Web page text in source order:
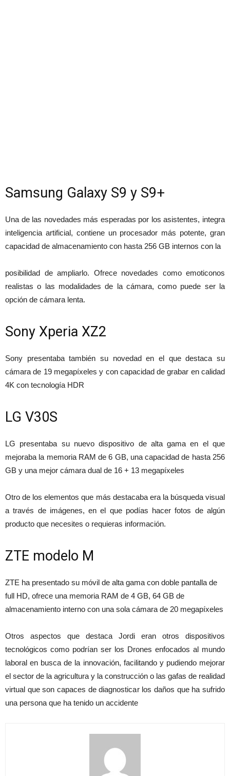
Samsung Galaxy S9 y S9+
Una de las novedades más esperadas por los asistentes, integra
inteligencia artificial, contiene un procesador más potente, gran
capacidad de almacenamiento con hasta 256 GB internos con la
posibilidad de ampliarlo. Ofrece novedades como emoticonos
realistas o las modalidades de la cámara, como puede ser la
opción de cámara lenta.
Sony Xperia XZ2
Sony presentaba también su novedad en el que destaca su
cámara de 19 megapíxeles y con capacidad de grabar en calidad
4K con tecnología HDR
LG V30S
LG presentaba su nuevo dispositivo de alta gama en el que
mejoraba la memoria RAM de 6 GB, una capacidad de hasta 256
GB y una mejor cámara dual de 16 + 13 megapíxeles
Otro de los elementos que más destacaba era la búsqueda visual
a través de imágenes, en el que podías hacer fotos de algún
producto que necesites o requieras información.
ZTE modelo M
ZTE ha presentado su móvil de alta gama con doble pantalla de
full HD, ofrece una memoria RAM de 4 GB, 64 GB de
almacenamiento interno con una sola cámara de 20 megapíxeles
Otros aspectos que destaca Jordi eran otros dispositivos
tecnológicos como podrían ser los Drones enfocados al mundo
laboral en busca de la innovación, facilitando y pudiendo mejorar
el sector de la agricultura y la construcción o las gafas de realidad
virtual que son capaces de diagnosticar los daños que ha sufrido
una persona que ha tenido un accidente